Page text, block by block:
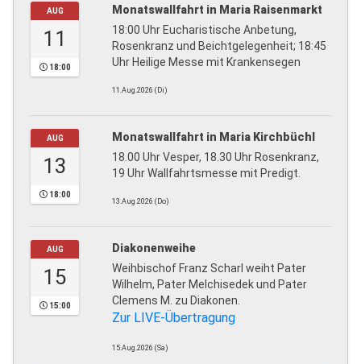
AUG
11
18:00
Monatswallfahrt in Maria Raisenmarkt
18:00 Uhr Eucharistische Anbetung,
Rosenkranz und Beichtgelegenheit; 18:45
Uhr Heilige Messe mit Krankensegen
11.Aug.2026 (Di)
AUG
13
18:00
Monatswallfahrt in Maria Kirchbüchl
18.00 Uhr Vesper, 18.30 Uhr Rosenkranz,
19 Uhr Wallfahrtsmesse mit Predigt.
13.Aug.2026 (Do)
AUG
15
15:00
Diakonenweihe
Weihbischof Franz Scharl weiht Pater
Wilhelm, Pater Melchisedek und Pater
Clemens M. zu Diakonen.
Zur LIVE-Übertragung
15.Aug.2026 (Sa)